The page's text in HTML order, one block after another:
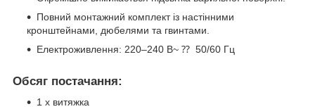
Повний монтажний комплект із настінними
кронштейнами, дюбелями та гвинтами.
Електроживлення: 220–240 В~ ⁇ 50/60 Гц
Обсяг постачання:
1 х витяжка